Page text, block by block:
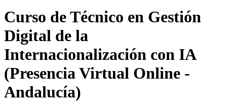
Curso de Técnico en Gestión
Digital de la
Internacionalización con IA
(Presencia Virtual Online -
Andalucía)